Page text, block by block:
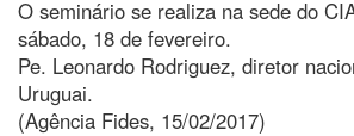
O seminário se realiza na sede do
sábado, 18 de fevereiro.
Pe. Leonardo Rodriguez, diretor
Uruguai.
(Agência Fides, 15/02/2017)